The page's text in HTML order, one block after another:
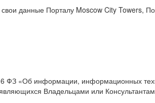
данные Порталу Moscow City Towers,
ФЗ «Об информации, информационных
Владельцами или